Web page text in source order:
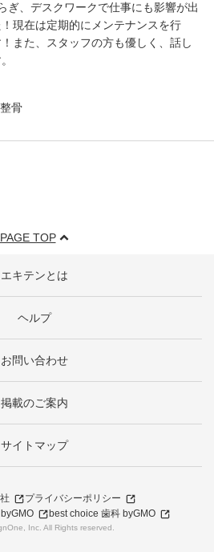
ぎ、デスクワークで仕事にも影響が出
現在は定期的にメンテナンスを行
また、スタッフの方も優しく、話し
骨
PAGE TOP
エキテンとは
ヘルプ
お問い合わせ
掲載のご案内
サイトマップ
プライバシーポリシー
best choice 歯科 byGMO
Inc. All Rights reserved.